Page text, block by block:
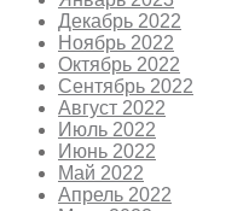
Декабрь 2022
Ноябрь 2022
Октябрь 2022
Сентябрь 2022
Август 2022
Июль 2022
Июнь 2022
Май 2022
Апрель 2022